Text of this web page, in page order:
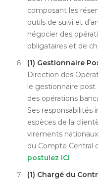
composant les
outils de suivi et
négocier des
obligataires et de
(1) Gestionnaire
Direction des
le gestionnaire
des opérations
Ses responsabilités
espèces de la
virements
du Compte Central
postulez ICI
(1) Chargé du